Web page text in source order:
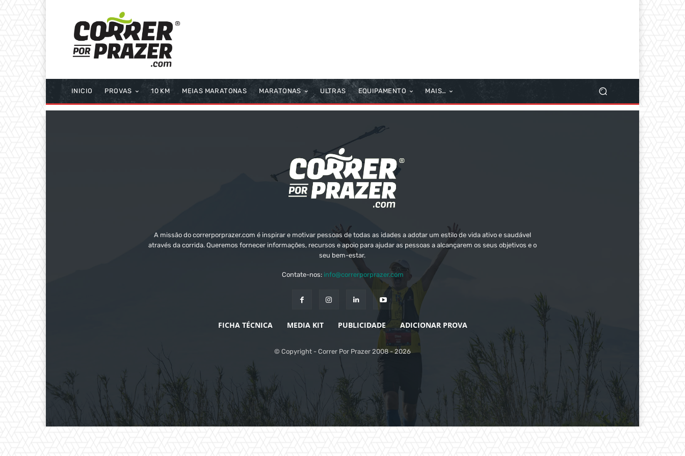
INICIO PROVAS 10 KM MEIAS MARATONAS MARATONAS ULTRAS EQUIPAMENTO MAIS…
A missão do correrporprazer.com é inspirar e motivar pessoas de todas as idades a adotar um estilo de vida ativo e saudável
através da corrida. Queremos fornecer informações, recursos e apoio para ajudar as pessoas a alcançarem os seus objetivos e o
seu bem-estar.
Contate-nos: info@correrporprazer.com
FICHA TÉCNICA MEDIA KIT PUBLICIDADE ADICIONAR PROVA
© Copyright - Correr Por Prazer 2008 - 2026